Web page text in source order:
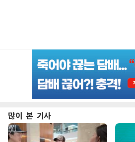
많이 본 기사